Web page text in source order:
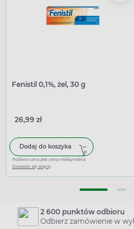
Fenistil 0,1%, żel, 30 g
26,99 zł
Dodaj do koszyka
Podana cena jest ceną maksymalną
Dowiedz się więcej
2 600 punktów odbioru
Odbierz zamówienie w